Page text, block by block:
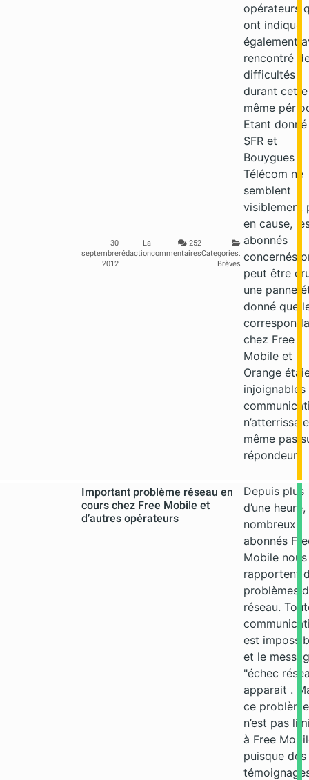
30
septembre
2012
La
rédaction
252
commentairesCategories:
Brèves
opérateurs
ont indiqué
également
rencontré
difficultés
durant cette
même
Etant
SFR et
Bouygues
Télécom ne
semblent
visiblement
en cause,
abonnés
concernés
peut être
une panne
donné que
chez Free
Mobile et
Orange
injoignables
même pas
répondeur)
Important problème réseau en
cours chez Free Mobile et
d’autres opérateurs
Depuis plus
d’une
nombreux
abonnés
Mobile nous
rapportent
problèmes
réseau.
est
et le
"échec
apparait .
ce problème
n’est pas
à Free
puisque des